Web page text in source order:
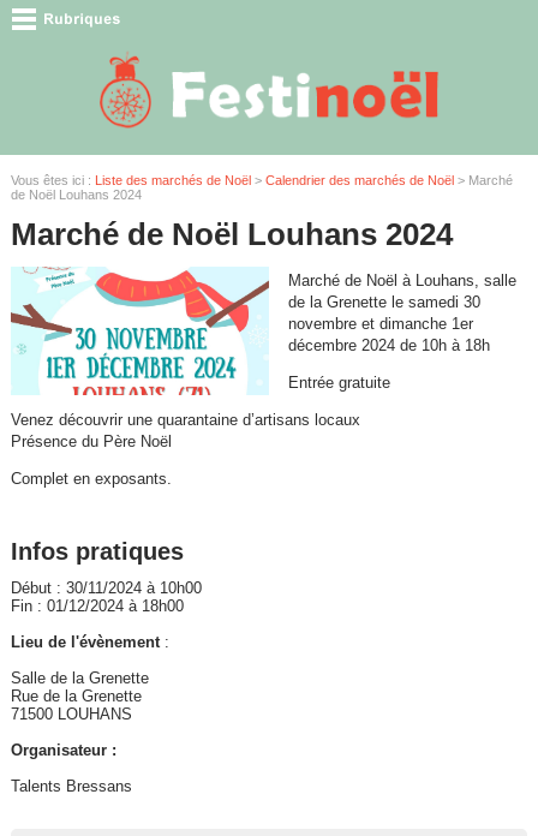
Vous êtes ici : Liste des marchés de Noël> Calendrier des marchés de Noël> Marché
de Noël Louhans 2024
Marché de Noël Louhans 2024
Marché de Noël à Louhans, salle
de la Grenette le samedi 30
novembre et dimanche 1er
décembre 2024 de 10h à 18h
Entrée gratuite
Venez découvrir une quarantaine d’artisans locaux
Présence du Père Noël
Complet en exposants.
Infos pratiques
Début : 30/11/2024 à 10h00
Fin : 01/12/2024 à 18h00
Lieu de l'évènement:
Salle de la Grenette
Rue de la Grenette
71500 LOUHANS
Organisateur :
Talents Bressans